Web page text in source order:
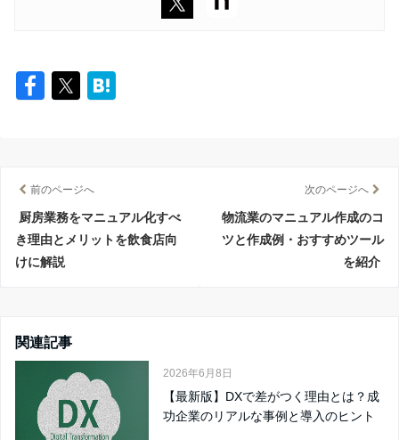
前のページへ
厨房業務をマニュアル化すべ
き理由とメリットを飲食店向
けに解説
次のページへ
物流業のマニュアル作成のコ
ツと作成例・おすすめツール
を紹介
関連記事
2026年6月8日
【最新版】DXで差がつく理由とは？成
功企業のリアルな事例と導入のヒント